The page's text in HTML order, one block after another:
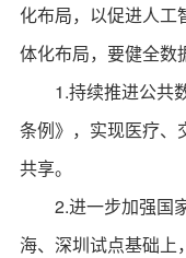
化布局，以促进人工
体化布局，要健全数
1.持续推进公共数
条例》，实现医疗、
共享。
2.进一步加强国家
海、深圳试点基础上